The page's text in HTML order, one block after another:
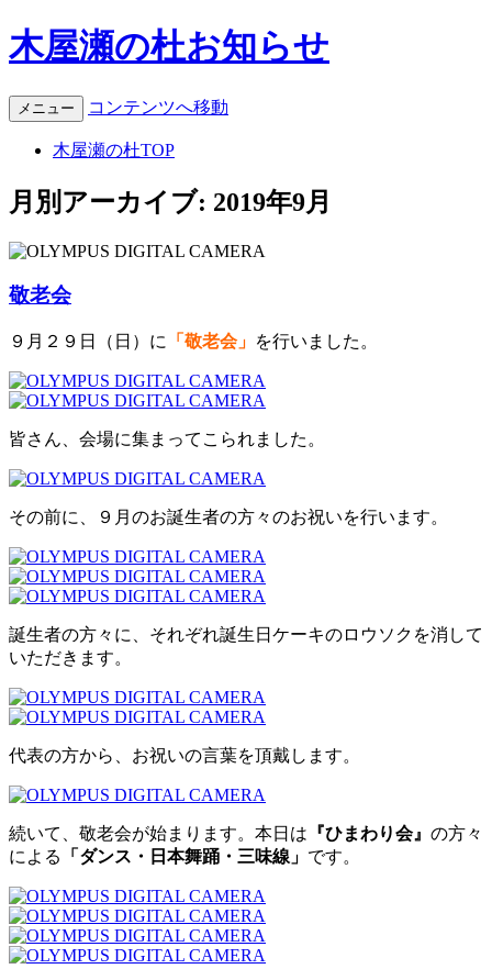
木屋瀬の杜お知らせ
メニュー コンテンツへ移動
木屋瀬の杜TOP
月別アーカイブ: 2019年9月
敬老会
９月２９日（日）に 「敬老会」 を行いました。
皆さん、会場に集まってこられました。
その前に、９月のお誕生者の方々のお祝いを行います。
誕生者の方々に、それぞれ誕生日ケーキのロウソクを消して
いただきます。
代表の方から、お祝いの言葉を頂戴します。
続いて、敬老会が始まります。本日は 『ひまわり会』 の方々
による
「ダンス・日本舞踊・三味線」 です。